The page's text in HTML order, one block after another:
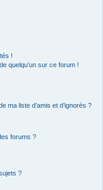
!
quelqu’un sur ce forum !
ma liste d’amis et d’ignorés ?
forums ?
?